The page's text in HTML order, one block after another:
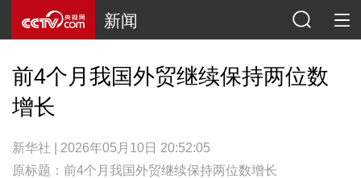
新闻
前4个月我国外贸继续保持两位数
增长
新华社 | 2026年05月10日 20:52:05
原标题：前4个月我国外贸继续保持两位数增长